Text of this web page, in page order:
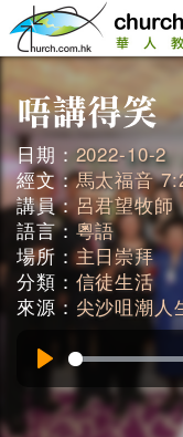
日期： 2022-10-2
經文：馬太福音
講員： 呂君望牧師
語言：粵語
場所：主日崇拜
分類： 信徒生活
來源： 尖沙咀潮人